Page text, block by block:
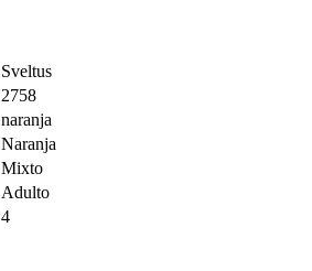
Sveltus
2758
naranja
Naranja
Mixto
Adulto
4